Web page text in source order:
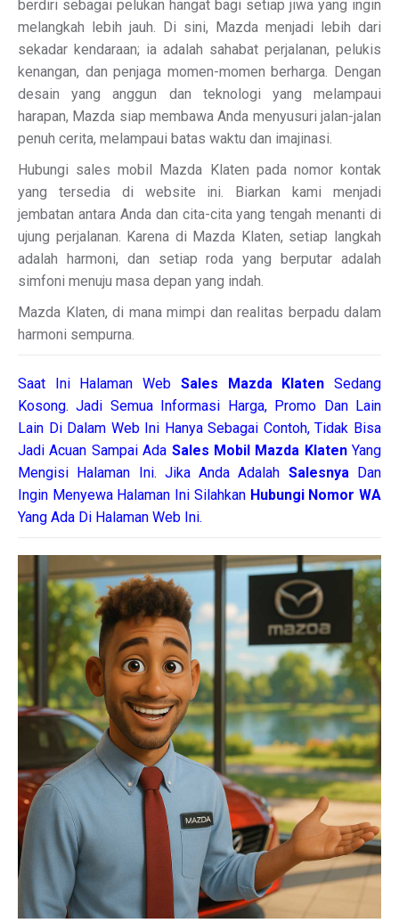
berdiri sebagai pelukan hangat bagi setiap jiwa yang ingin
melangkah lebih jauh. Di sini, Mazda menjadi lebih dari
sekadar kendaraan; ia adalah sahabat perjalanan, pelukis
kenangan, dan penjaga momen-momen berharga. Dengan
desain yang anggun dan teknologi yang melampaui
harapan, Mazda siap membawa Anda menyusuri jalan-jalan
penuh cerita, melampaui batas waktu dan imajinasi.
Hubungi sales mobil Mazda Klaten pada nomor kontak
yang tersedia di website ini. Biarkan kami menjadi
jembatan antara Anda dan cita-cita yang tengah menanti di
ujung perjalanan. Karena di Mazda Klaten, setiap langkah
adalah harmoni, dan setiap roda yang berputar adalah
simfoni menuju masa depan yang indah.
Mazda Klaten, di mana mimpi dan realitas berpadu dalam
harmoni sempurna.
Saat Ini Halaman Web Sales Mazda KlatenSedang
Kosong. Jadi Semua Informasi Harga, Promo Dan Lain
Lain Di Dalam Web Ini Hanya Sebagai Contoh, Tidak Bisa
Jadi Acuan Sampai Ada Sales Mobil Mazda Klaten Yang
Mengisi Halaman Ini. Jika Anda Adalah SalesnyaDan
Ingin Menyewa Halaman Ini Silahkan Hubungi Nomor WA
Yang Ada Di Halaman Web Ini.